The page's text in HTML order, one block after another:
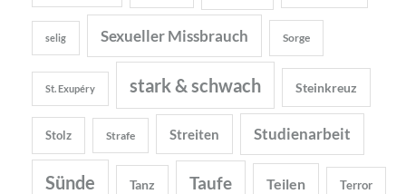
selig Sexueller Missbrauch Sorge
St. Exupéry stark & schwach Steinkreuz
Stolz Strafe Streiten Studienarbeit
Sünde Tanz Taufe Teilen Terror